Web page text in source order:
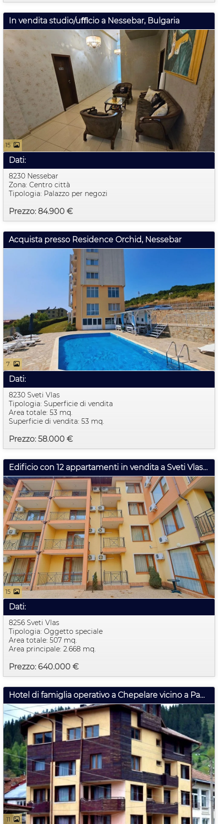
In vendita studio/uﬃcio a Nessebar, Bulgaria
15
Dati:
8230 Nessebar
Zona: Centro città
Prezzo: 84.900 €
Tipologia: Palazzo per negozi
Acquista presso Residence Orchid, Nessebar
7
Dati:
8230 Sveti Vlas
Tipologia: Superficie di vendita
Prezzo: 58.000 €
Area totale: 53 mq.
Superficie di vendita: 53 mq.
Edificio con 12 appartamenti in vendita a Sveti Vlas, Bulgaria
15
Dati:
8256 Sveti Vlas
Tipologia: Oggetto speciale
Area totale: 507 mq.
Area principale: 2.668 mq.
Prezzo: 640.000 €
Hotel di famiglia operativo a Chepelare vicino a Pamporovo | 1000 m²
11